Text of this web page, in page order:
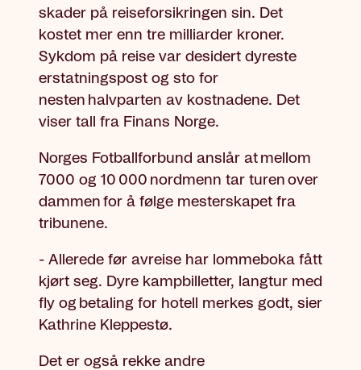
skader på reiseforsikringen sin. Det
kostet mer enn tre milliarder kroner.
Sykdom på reise var desidert dyreste
erstatningspost og sto for
nesten halvparten av kostnadene. Det
viser tall fra Finans Norge.
Norges Fotballforbund anslår at mellom
7000 og 10 000 nordmenn tar turen over
dammen for å følge mesterskapet fra
tribunene.
- Allerede før avreise har lommeboka fått
kjørt seg. Dyre kampbilletter, langtur med
fly og betaling for hotell merkes godt, sier
Kathrine Kleppestø.
Det er også rekke andre